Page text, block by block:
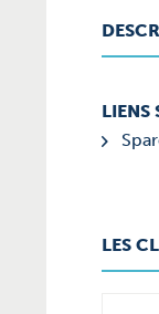
LIENS
LES